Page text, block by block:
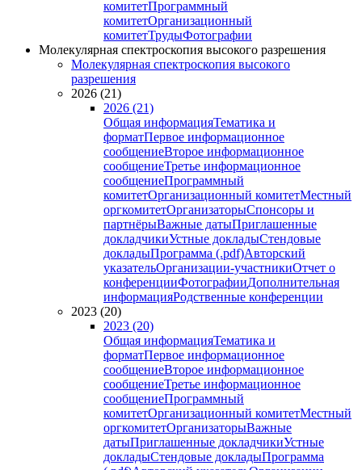
комитетПрограммный
комитетОрганизационный
комитетТрудыФотографии
Молекулярная спектроскопия высокого разрешения
Молекулярная спектроскопия высокого
разрешения
2026 (21)
2026 (21)
Общая информацияТематика и
форматПервое информационное
сообщениеВторое информационное
сообщениеТретье информационное
сообщениеПрограммный
комитетОрганизационный комитетМестный
оргкомитетОрганизаторыСпонсоры и
партнёрыВажные датыПриглашенные
докладчикиУстные докладыСтендовые
докладыПрограмма (.pdf)Авторский
указательОрганизации-участникиОтчет о
конференцииФотографииДополнительная
информацияРодственные конференции
2023 (20)
2023 (20)
Общая информацияТематика и
форматПервое информационное
сообщениеВторое информационное
сообщениеТретье информационное
сообщениеПрограммный
комитетОрганизационный комитетМестный
оргкомитетОрганизаторыВажные
датыПриглашенные докладчикиУстные
докладыСтендовые докладыПрограмма